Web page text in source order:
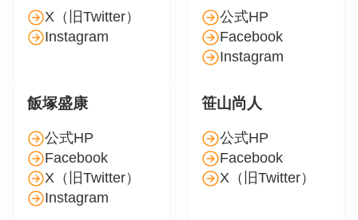
X（旧Twitter）
Instagram
公式HP
Facebook
Instagram
飯塚盛康
公式HP
Facebook
X（旧Twitter）
Instagram
笹山尚人
公式HP
Facebook
X（旧Twitter）